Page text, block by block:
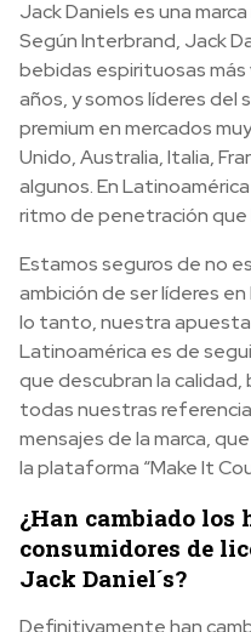
Jack Daniels es una
Según Interbrand, Jack
bebidas espirituosas más
años, y somos líderes del
premium en mercados
Unido, Australia, Italia,
algunos. En
ritmo de penetración
Estamos seguros de no
ambición de ser líderes
lo tanto, nuestra
Latinoamérica es de
que descubran la
todas nuestras
mensajes de la marca,
la plataforma “Make It
¿Han cambiado los
consumidores de
Jack Daniel´s?
Definitivamente han